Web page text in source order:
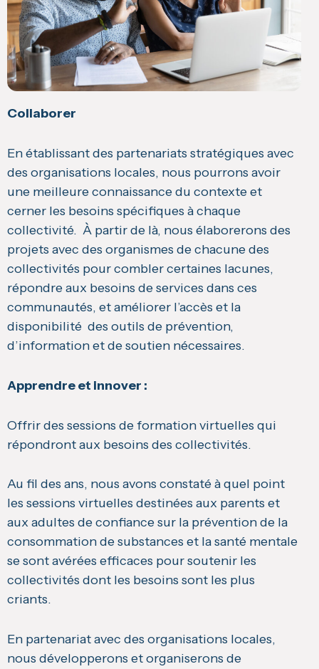
Collaborer
En établissant des partenariats stratégiques avec
des organisations locales, nous pourrons avoir
une meilleure connaissance du contexte et
cerner les besoins spécifiques à chaque
collectivité. À partir de là, nous élaborerons des
projets avec des organismes de chacune des
collectivités pour combler certaines lacunes,
répondre aux besoins de services dans ces
communautés, et améliorer l’accès et la
disponibilité des outils de prévention,
d’information et de soutien nécessaires.
Apprendre et innover :
Offrir des sessions de formation virtuelles qui
répondront aux besoins des collectivités.
Au fil des ans, nous avons constaté à quel point
les sessions virtuelles destinées aux parents et
aux adultes de confiance sur la prévention de la
consommation de substances et la santé mentale
se sont avérées efficaces pour soutenir les
collectivités dont les besoins sont les plus
criants.
En partenariat avec des organisations locales,
nous développerons et organiserons de